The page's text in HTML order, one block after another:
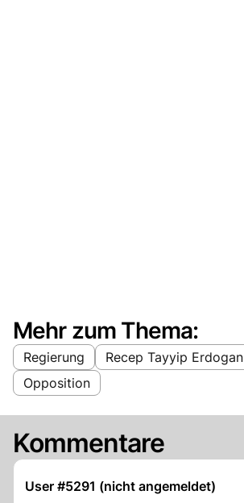
Mehr zum Thema:
Regierung
Recep Tayyip Erdogan
Opposition
Kommentare
User #5291 (nicht angemeldet)